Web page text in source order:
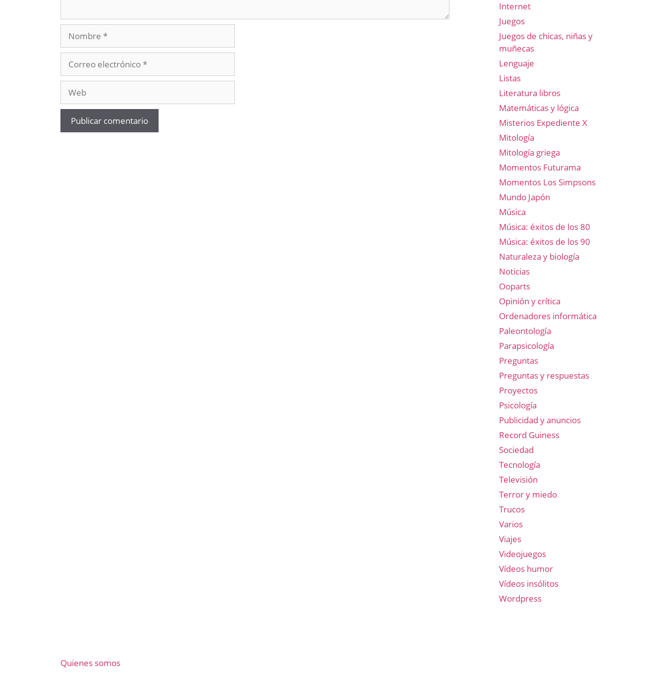
Nombre
electrónico
Internet
Juegos
Juegos de chicas, niñas y
muñecas
Lenguaje
Listas
Literatura libros
Matemáticas y lógica
Misterios Expediente X
Mitología
Mitología griega
Momentos Futurama
Momentos Los Simpsons
Mundo Japón
Música
Música: éxitos de los 80
Música: éxitos de los 90
Naturaleza y biología
Noticias
Ooparts
Opinión y crítica
Ordenadores informática
Paleontología
Parapsicología
Preguntas
Preguntas y respuestas
Proyectos
Psicología
Publicidad y anuncios
Record Guiness
Sociedad
Tecnología
Televisión
Terror y miedo
Trucos
Varios
Viajes
Videojuegos
Vídeos humor
Vídeos insólitos
Wordpress
Quienes somos